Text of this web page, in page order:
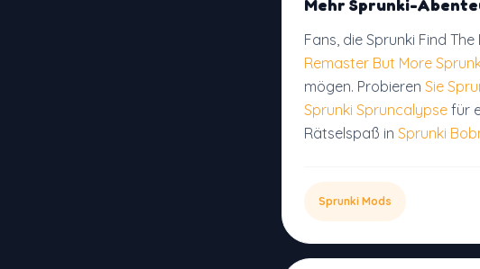
Mehr Sprunki-
Fans, die Sprunki Find
Remaster But More
mögen. Probieren Sie
Sprunki Spruncalypse für
Rätselspaß in Sprunki
Sprunki Mods